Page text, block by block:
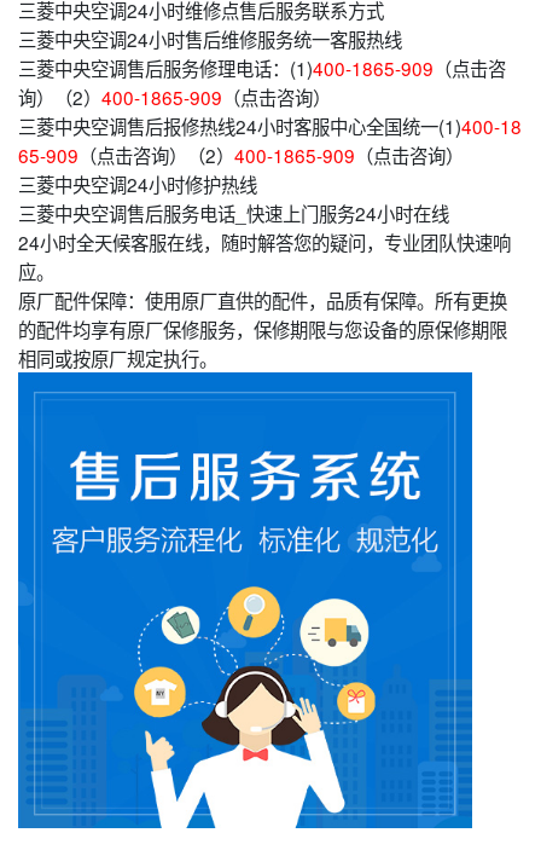
三菱中央空调24小时维修点售后服务联系方式
三菱中央空调24小时售后维修服务统一客服热线
三菱中央空调售后服务修理电话：(1)400-1865-909 （点击咨
询）（2） 400-1865-909 （点击咨询）
三菱中央空调售后报修热线24小时客服中心全国统一(1)400-18
65-909 （点击咨询）（2） 400-1865-909 （点击咨询）
三菱中央空调24小时修护热线
三菱中央空调售后服务电话_快速上门服务24小时在线
24小时全天候客服在线，随时解答您的疑问，专业团队快速响
应。
原厂配件保障：使用原厂直供的配件，品质有保障。所有更换
的配件均享有原厂保修服务，保修期限与您设备的原保修期限
相同或按原厂规定执行。